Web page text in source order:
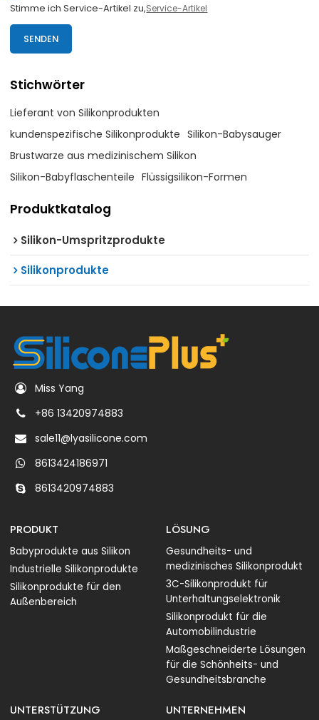
Stimme ich Service-Artikel zu,Service-Artikel
SENDEN
Stichwörter
Lieferant von Silikonprodukten
kundenspezifische Silikonprodukte Silikon-Babysauger
Brustwarze aus medizinischem Silikon
Silikon-Babyflaschenteile Flüssigsilikon-Formen
Produktkatalog
Silikon-Umspritzprodukte
Silikonprodukte
Miss Yang
+86 13420974883
sale11@lyasilicone.com
8613424186971
8613420974883
PRODUKT
Babyprodukte aus Silikon
Industrielle Silikonprodukte
Silikonprodukte für den
Außenbereich
LÖSUNG
Gesundheits- und
medizinisches Silikonprodukt
3C-Silikonprodukt für
Unterhaltungselektronik
Silikonprodukt für die
Automobilindustrie
Maßgeschneiderte Lösungen
für die Schönheits- und
Gesundheitsbranche
UNTERSTÜTZUNG UNTERNEHMEN